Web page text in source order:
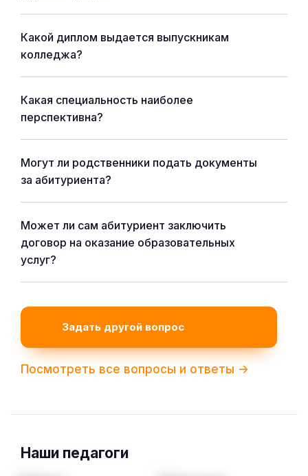
Какой диплом выдается выпускникам
колледжа?
Какая специальность наиболее
перспективна?
Могут ли родственники подать документы
за абитуриента?
Может ли сам абитуриент заключить
договор на оказание образовательных
услуг?
Задать другой вопрос
Посмотреть все вопросы и ответы ->
Наши педагоги